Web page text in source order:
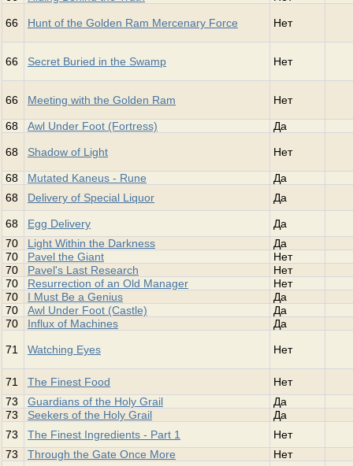
66 Hunt of the Golden Ram Mercenary Force Нет
66 Secret Buried in the Swamp Нет
66 Meeting with the Golden Ram Нет
68 Awl Under Foot (Fortress) Да
68 Shadow of Light Нет
68 Mutated Kaneus - Rune
Да
68
Delivery of Special Liquor Да
68 Egg Delivery
Да
70
Light Within the Darkness
Да
70
Pavel the Giant
Нет
70
Pavel's Last Research
Нет
70
Resurrection of an Old Manager
Нет
70
I Must Be a Genius
Да
70
Awl Under Foot (Castle)
Да
70
Influx of Machines Да
71 Watching Eyes Нет
71 The Finest Food
Нет
73
Guardians of the Holy Grail
Да
73
Seekers of the Holy Grail
Да
73
The Finest Ingredients - Part 1
Нет
73
Through the Gate Once More
Нет